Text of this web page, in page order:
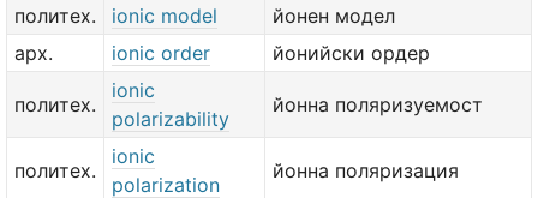
политех. ionic model
йонен модел
арх.
ionic order йонийски ордер
политех.
ionic
polarizability
йонна поляризуемост
политех.
ionic
polarization
йонна поляризация